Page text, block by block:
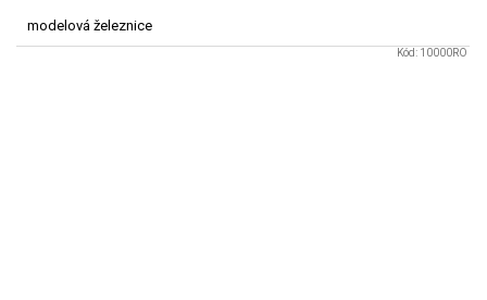
modelová železnice
Kód: 10000RO